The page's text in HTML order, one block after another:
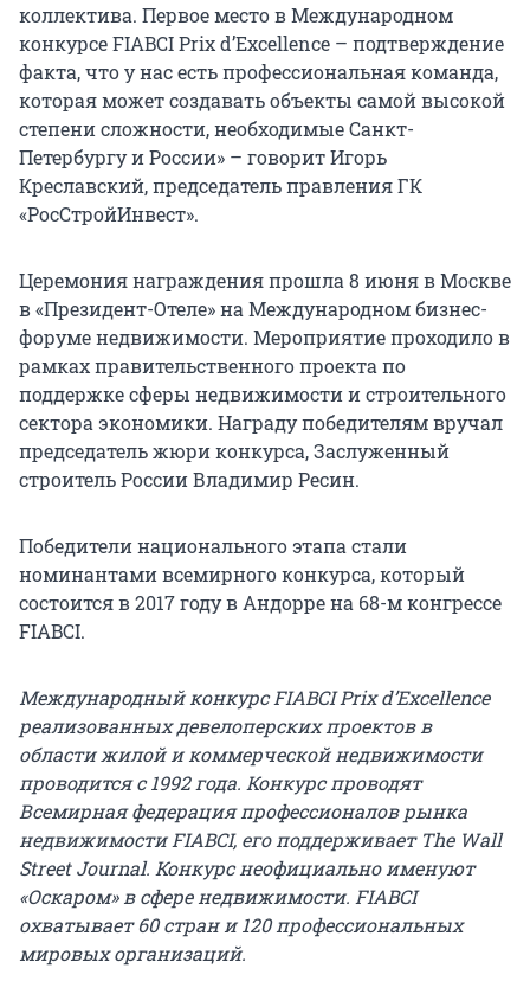
коллектива. Первое место в Международном
конкурсе FIABCI Prix d’Excellence – подтверждение
факта, что у нас есть профессиональная команда,
которая может создавать объекты самой высокой
степени сложности, необходимые Санкт-
Петербургу и России» – говорит Игорь
Креславский, председатель правления ГК
«РосСтройИнвест».
Церемония награждения прошла 8 июня в Москве
в «Президент-Отеле» на Международном бизнес-
форуме недвижимости. Мероприятие проходило в
рамках правительственного проекта по
поддержке сферы недвижимости и строительного
сектора экономики. Награду победителям вручал
председатель жюри конкурса, Заслуженный
строитель России Владимир Ресин.
Победители национального этапа стали
номинантами всемирного конкурса, который
состоится в 2017 году в Андорре на 68-м конгрессе
FIABCI.
Международный конкурс FIABCI Prix d’Excellence
реализованных девелоперских проектов в
области жилой и коммерческой недвижимости
проводится с 1992 года. Конкурс проводят
Всемирная федерация профессионалов рынка
недвижимости FIABCI, его поддерживает The Wall
Street Journal. Конкурс неофициально именуют
«Оскаром» в сфере недвижимости. FIABCI
охватывает 60 стран и 120 профессиональных
мировых организаций.